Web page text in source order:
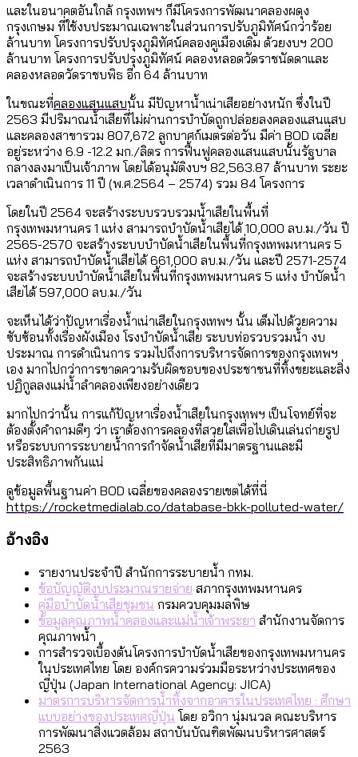
และในอนาคตอันใกล้ กรุงเทพฯ ก็มีโครงการพัฒนาคลองผดุง
กรุงเกษม ที่ใช้งบประมาณเฉพาะในส่วนการปรับภูมิทัศน์กว่าร้อย
ล้านบาท โครงการปรับปรุงภูมิทัศน์คลองคูเมืองเดิม ด้วยงบฯ 200
ล้านบาท โครงการปรับปรุงภูมิทัศน์ คลองหลอดวัดราชนัดดาและ
คลองหลอดวัดราชบพิธ อีก 64 ล้านบาท
ในขณะที่คลองแสนแสบนั้น มีปัญหาน้ำเน่าเสียอย่างหนัก ซึ่งในปี
2563 มีปริมาณน้ำเสียที่ไม่ผ่านการบำบัดถูกปล่อยลงคลองแสนแสบ
และคลองสาขารวม 807,672 ลูกบาศก์เมตรต่อวัน มีค่า BOD เฉลี่ย
อยู่ระหว่าง 6.9 -12.2 มก./ลิตร การฟื้นฟูคลองแสนแสบนั้นรัฐบาล
กลางลงมาเป็นเจ้าภาพ โดยได้อนุมัติงบฯ 82,563.87 ล้านบาท ระยะ
เวลาดำเนินการ 11 ปี (พ.ศ.2564 – 2574) รวม 84 โครงการ
โดยในปี 2564 จะสร้างระบบรวบรวมน้ำเสียในพื้นที่
กรุงเทพมหานคร 1 แห่ง สามารถบำบัดน้ำเสียได้ 10,000 ลบ.ม./วัน ปี
2565-2570 จะสร้างระบบบำบัดน้ำเสียในพื้นที่กรุงเทพมหานคร 5
แห่ง สามารถบำบัดน้ำเสียได้ 661,000 ลบ.ม./วัน และปี 2571-2574
จะสร้างระบบบำบัดน้ำเสียในพื้นที่กรุงเทพมหานคร 5 แห่ง บำบัดน้ำ
เสียได้ 597,000 ลบ.ม./วัน
จะเห็นได้ว่าปัญหาเรื่องน้ำเน่าเสียในกรุงเทพฯ นั้น เต็มไปด้วยความ
ซับซ้อนทั้งเรื่องผังเมือง โรงบำบัดน้ำเสีย ระบบท่อรวบรวมน้ำ งบ
ประมาณ การดำเนินการ รวมไปถึงการบริหารจัดการของกรุงเทพฯ
เอง มากไปกว่าการขาดความรับผิดชอบของประชาชนที่ทิ้งขยะและสิ่ง
ปฏิกูลลงแม่น้ำลำคลองเพียงอย่างเดียว
มากไปกว่านั้น การแก้ปัญหาเรื่องน้ำเสียในกรุงเทพฯ เป็นโจทย์ที่จะ
ต้องตั้งคำถามดีๆ ว่า เราต้องการคลองที่สวยใสเพื่อไปเดินเล่นถ่ายรูป
หรือระบบการระบายน้ำการกำจัดน้ำเสียที่มีมาตรฐานและมี
ประสิทธิภาพกันแน่
ดูข้อมูลพื้นฐานค่า BOD เฉลี่ยของคลองรายเขตได้ที่นี่
https://rocketmedialab.co/database-bkk-polluted-water/
อ้างอิง
รายงานประจำปี สำนักการระบายน้ำ กทม.
ข้อบัญญัติงบประมาณรายจ่าย สภากรุงเทพมหานคร
คู่มือบำบัดน้ำเสียชุมชน กรมควบคุมมลพิษ
ข้อมูลคุณภาพน้ำคลองและแม่น้ำเจ้าพระยา สำนักงานจัดการ
คุณภาพน้ำ
การสำรวจเบื้องต้นโครงการบำบัดน้ำเสียของกรุงเทพมหานคร
ในประเทศไทย โดย องค์กรความร่วมมือระหว่างประเทศของ
ญี่ปุ่น (Japan International Agency: JICA)
มาตรการบริหารจัดการน้ำทิ้งจากอาคารในประเทศไทย : ศึกษา
แบบอย่างของประเทศญี่ปุ่น โดย อวิกา นุ่มนวล คณะบริหาร
การพัฒนาสิ่งแวดล้อม สถาบันบัณฑิตพัฒนบริหารศาสตร์
2563